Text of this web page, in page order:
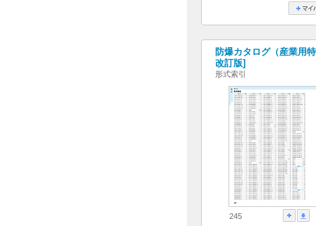
防爆カタログ（産業用
改訂版]
形式索引
245